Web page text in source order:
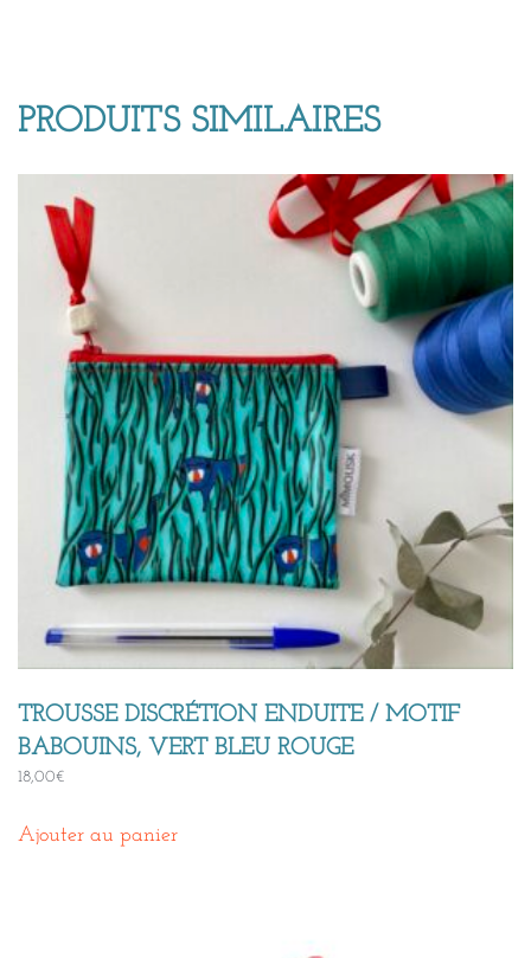
PRODUITS SIMILAIRES
TROUSSE DISCRÉTION ENDUITE / MOTIF
BABOUINS, VERT BLEU ROUGE
18,00€
Ajouter au panier